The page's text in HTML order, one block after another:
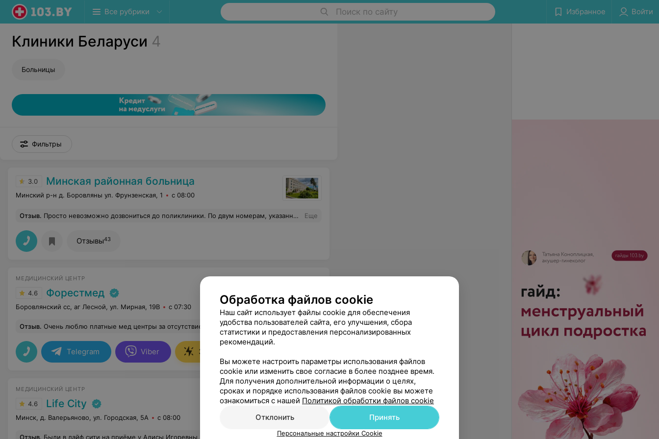
Все рубрики Поиск по сайту Избранное Войти
Клиники Беларуси 4
Больницы
Фильтры
3.0 Минская районная больница
Минский р-н д. Боровляны ул. Фрунзенская, 1 с 08:00
Отзыв. Просто невозможно дозвониться до поликлиники. По двум номерам, указанным на сайте, либо не отвечают, либо сбрасывают звонки. Один раз удалось дозвониться, но сотрудница сказала, что ничего не знает, так как работает на кассе, и отказалась отвечать на вопросы о наличии вакцины. После первой прививки врач попросила заранее уточнить наличие второй дозы, чтобы не оказалось, что вакцины нет. Но сделать это по телефону невозможно. В прошлый раз тоже не смогла дозвониться и была вынуждена ехать лично. Тогда мне сказали, что вакцина есть, но вообще нужно звонить и уточнять заранее. Не первый раз сталкиваюсь с тем, что в поликлинике никто не может дать элементарную справочную информацию. Особенно неприятно видеть такое отношение к платным услугам, где одна вакцина стоит около 700 рублей. Еще
Отзывы43
МЕДИЦИНСКИЙ ЦЕНТР
4.6 Форестмед
Боровлянский сс, аг Лесной, ул. Мирная, 19В с 07:30
Отзыв. Очень люблю платные мед центры за отсутствие очередей и Форестмед не исключение! Еще
Telegram Viber Записаться онлайн
МЕДИЦИНСКИЙ ЦЕНТР
4.6 Life City
Минск, д. Валерьяново, ул. Городская, 5А с 08:00
Отзыв. Были в лайф сити на приёме у Алисы Игоревны, замечательный невролог , работает с детками с рас и другими нарушениями, точно расшифровывает ЭЭГ, что очень важно , мамы деток с особенностями развития поймут , в Беларуси таких профессионалов на пальцах можно сосчитать, люди к ней с других стран на консультации приезжают. Очень обидно за таких профессионалов , что такие смешные деньги получают в медицинских центрах. Читаю ниже оставленный отзыв, обидно что люди такое пишут, полная несправедливость !!!! А Вам Алиса Игоревна долгих лет работы в медицинских центрах , а то к кому нам идти то с нашими особенными детками Еще
Обработка файлов cookie
Наш сайт использует файлы cookie для обеспечения
удобства пользователей сайта, его улучшения, сбора
статистики и предоставления персонализированных
рекомендаций.
Вы можете настроить параметры использования файлов
cookie или изменить свое согласие в более позднее время.
Для получения дополнительной информации о целях,
сроках и порядке использования файлов cookie вы можете
ознакомиться с нашей Политикой обработки файлов cookie
Отклонить
Принять
Персональные настройки Cookie